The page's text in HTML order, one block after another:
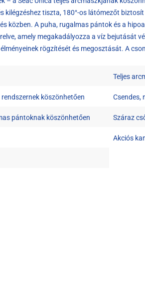
kilégzéshez tiszta, 180°-os látómezőt
közben. A puha, rugalmas pántok és a
amely megakadályozza a víz
rögzítését és megosztását. A
Teljes
köszönhetően Csendes,
pántoknak köszönhetően Száraz
Akciós